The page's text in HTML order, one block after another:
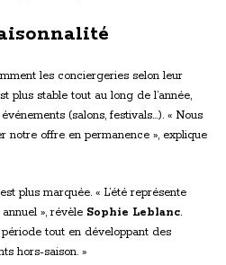
les conciergeries selon leur
plus stable tout au long de l’année,
(salons, festivals…). « Nous
notre offre en permanence », explique
plus marquée. « L’été représente
», révèle Sophie Leblanc.
tout en développant des
hors-saison. »